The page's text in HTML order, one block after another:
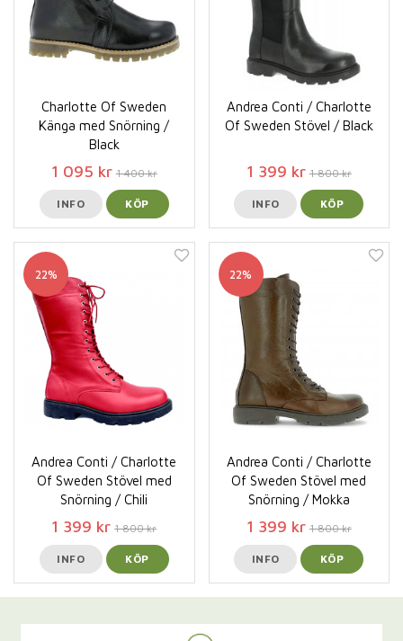
Charlotte Of Sweden
Känga med Snörning /
Black
1 095 kr 1 400 kr
INFO KÖP
Andrea Conti / Charlotte
Of Sweden Stövel / Black
1 399 kr 1 800 kr
INFO KÖP
22%
Andrea Conti / Charlotte
Of Sweden Stövel med
Snörning / Chili
1 399 kr 1 800 kr
INFO KÖP
22%
Andrea Conti / Charlotte
Of Sweden Stövel med
Snörning / Mokka
1 399 kr 1 800 kr
INFO KÖP